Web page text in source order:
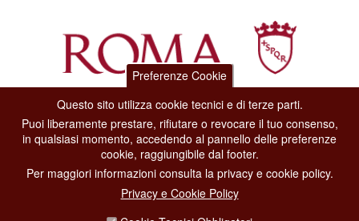
Dipartimento Grandi Eventi, Sport, Turismo e Moda.
Via di San Basilio, 51
00187 Roma
CONTACT CENTER TEL. 06 06 08
CONTATTA LA REDAZIONE
Preferenze Cookie
Questo sito utilizza cookie tecnici e di terze parti.
Puoi liberamente prestare, rifiutare o revocare il tuo consenso,
in qualsiasi momento, accedendo al pannello delle preferenze
cookie, raggiungibile dal footer.
Per maggiori informazioni consulta la privacy e cookie policy.
Privacy e Cookie Policy